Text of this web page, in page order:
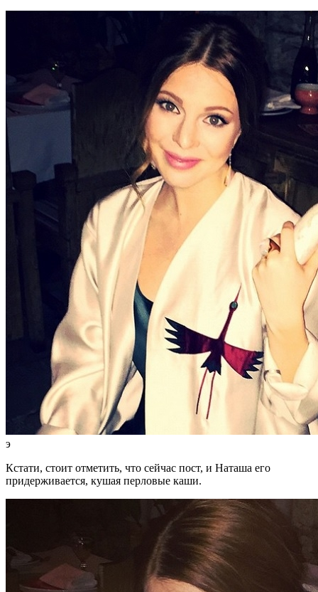
э
Кстати, стоит отметить, что сейчас пост, и Наташа его
придерживается, кушая перловые каши.